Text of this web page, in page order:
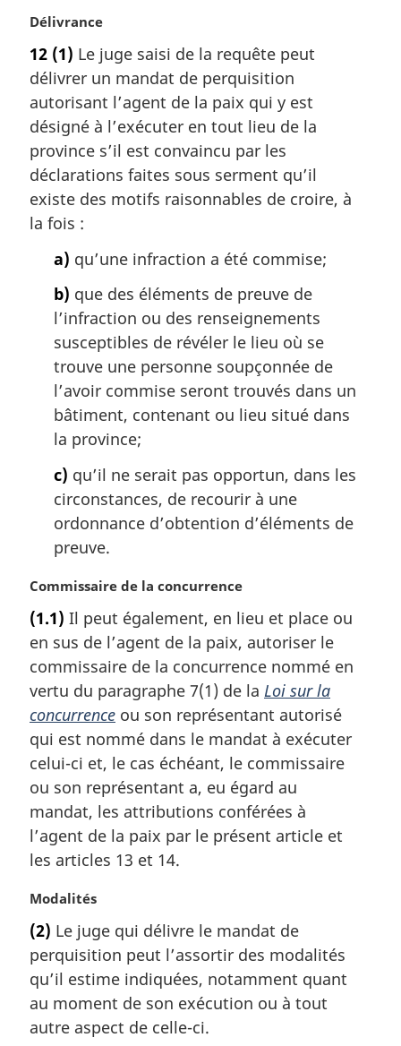
N
t
e
m
a
g
i
n
a
Délivrance
12 (1) Le juge saisi de la requête peut
délivrer un mandat de perquisition
autorisant l’agent de la paix qui y est
désigné à l’exécuter en tout lieu de la
province s’il est convaincu par les
déclarations faites sous serment qu’il
existe des motifs raisonnables de croire, à
la fois :
a) qu’une infraction a été commise;
b) que des éléments de preuve de
l’infraction ou des renseignements
susceptibles de révéler le lieu où se
trouve une personne soupçonnée de
l’avoir commise seront trouvés dans un
bâtiment, contenant ou lieu situé dans
la province;
c) qu’il ne serait pas opportun, dans les
circonstances, de recourir à une
ordonnance d’obtention d’éléments de
preuve.
N
t
e
m
a
g
i
n
a
e
:
Commissaire de la concurrence
(1.1) Il peut également, en lieu et place ou
en sus de l’agent de la paix, autoriser le
commissaire de la concurrence nommé en
vertu du paragraphe 7(1) de la Loi sur la
concurrence ou son représentant autorisé
qui est nommé dans le mandat à exécuter
celui-ci et, le cas échéant, le commissaire
ou son représentant a, eu égard au
mandat, les attributions conférées à
l’agent de la paix par le présent article et
les articles 13 et 14.
N
t
e
m
a
g
Modalités
(2) Le juge qui délivre le mandat de
perquisition peut l’assortir des modalités
qu’il estime indiquées, notamment quant
au moment de son exécution ou à tout
autre aspect de celle-ci.